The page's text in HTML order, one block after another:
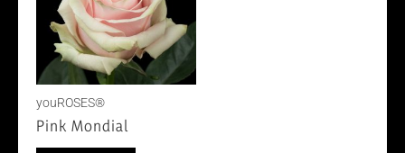
youROSES®
Pink Mondial